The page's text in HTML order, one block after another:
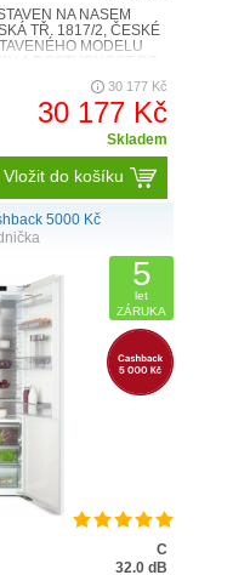
NA NAŠEM
TŘ. 1817/2, ČESKÉ
MODELU
30 177 Kč
30 177 Kč
Skladem
Vložit do košíku
5000 Kč
5
let
ZÁRUKA
C
32.0 dB